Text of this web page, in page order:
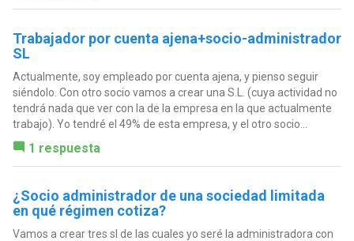
Trabajador por cuenta ajena+socio-administrador
SL
Actualmente, soy empleado por cuenta ajena, y pienso seguir
siéndolo. Con otro socio vamos a crear una S.L. (cuya actividad no
tendrá nada que ver con la de la empresa en la que actualmente
trabajo). Yo tendré el 49% de esta empresa, y el otro socio...
1 respuesta
¿Socio administrador de una sociedad limitada
en qué régimen cotiza?
Vamos a crear tres sl de las cuales yo seré la administradora con